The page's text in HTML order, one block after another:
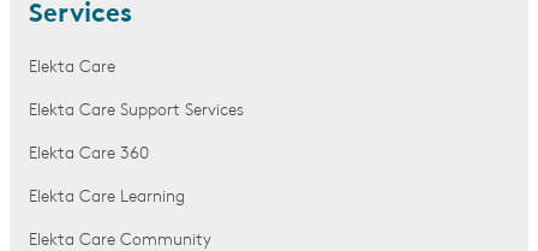
Services
Elekta Care
Elekta Care Support Services
Elekta Care 360
Elekta Care Learning
Elekta Care Community